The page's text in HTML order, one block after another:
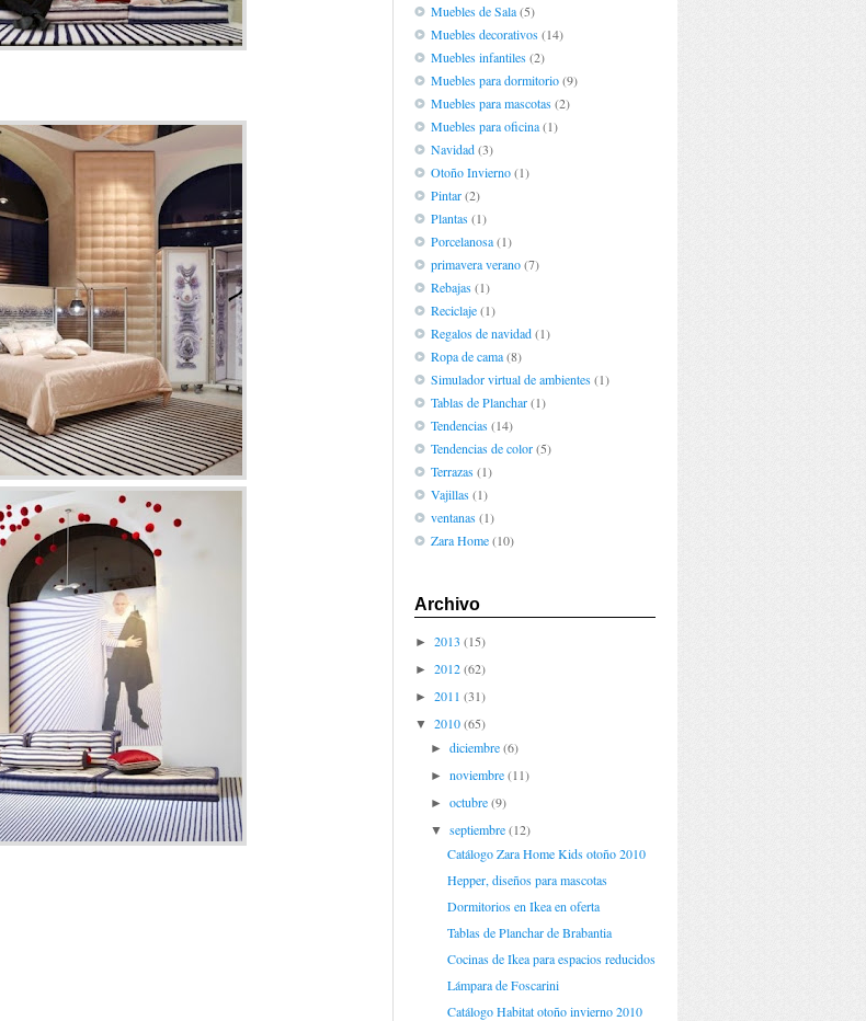
Muebles de Sala(5)
Muebles decorativos(14)
Muebles infantiles(2)
Muebles para dormitorio(9)
Muebles para mascotas(2)
Muebles para oficina(1)
Navidad(3)
Otoño Invierno(1)
Pintar(2)
Plantas(1)
Porcelanosa(1)
primavera verano(7)
Rebajas(1)
Reciclaje(1)
Regalos de navidad(1)
Ropa de cama(8)
Simulador virtual de ambientes(1)
Tablas de Planchar(1)
Tendencias(14)
Tendencias de color(5)
Terrazas(1)
Vajillas(1)
ventanas(1)
Zara Home(10)
Archivo
► 2013 (15)
► 2012(62)
► 2011 (31)
▼ 2010(65)
►diciembre (6)
►noviembre (11)
►octubre (9)
▼septiembre (12)
Catálogo Zara Home Kids otoño 2010
Hepper, diseños para mascotas
Dormitorios en Ikea en oferta
Tablas de Planchar de Brabantia
Cocinas de Ikea para espacios reducidos
Lámpara de Foscarini
Catálogo Habitat otoño invierno 2010